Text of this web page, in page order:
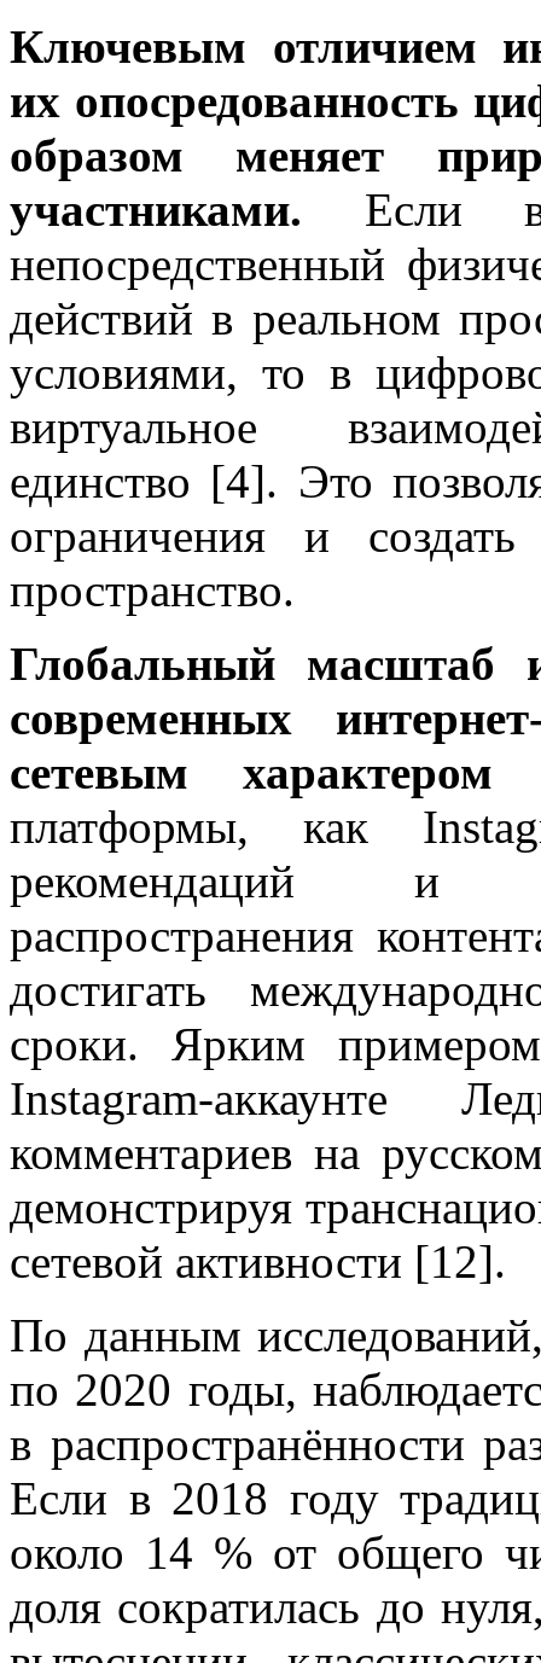
Ключевым отличием
их опосредованность
образом меняет
участниками. Если в
непосредственный
действий в реальном
условиями, то в
виртуальное
единство [4]. Это
ограничения и создать
пространство.
Глобальный масштаб
современных
сетевым
платформы, как
рекомендаций и
распространения
достигать
сроки. Ярким
Instagram-аккаунте
комментариев на
демонстрируя
сетевой активности [12].
По данным
по 2020 годы,
в распространённости
Если в 2018 году
около 14 % от общего
доля сократилась до